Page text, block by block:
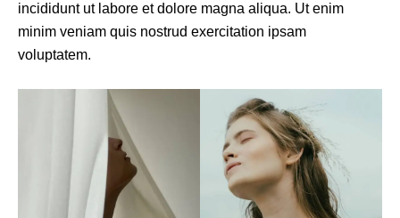
incididunt ut labore et dolore magna aliqua. Ut enim
minim veniam quis nostrud exercitation ipsam
voluptatem.